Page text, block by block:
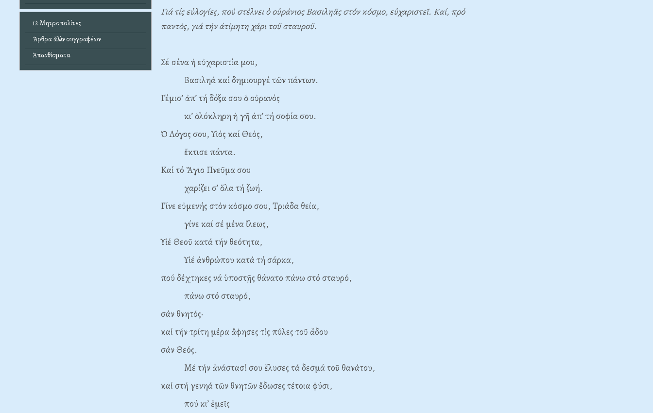
12 Μητροπολίτες
Ἄρθρα ἄλλων συγγραφέων
Ἀπανθίσματα
Γιά τίς εὐλογίες, πού στέλνει ὁ οὐράνιος Βασιληᾶς στόν κόσμο, εὐχαριστεῖ. Καί, πρό
παντός, γιά τήν ἀτίμητη χάρι τοῦ σταυροῦ.
Σέ σένα ἡ εὐχαριστία μου,
Βασιληά καί δημιουργέ τῶν πάντων.
Γέμισ’ ἀπ’ τή δόξα σου ὁ οὐρανός
κι’ ὁλόκληρη ἡ γῆ ἀπ’ τή σοφία σου.
Ὁ Λόγος σου, Υἱός καί Θεός,
ἔκτισε πάντα.
Καί τό Ἅγιο Πνεῦμα σου
χαρίζει σ’ ὅλα τή ζωή.
Γίνε εὐμενής στόν κόσμο σου, Τριάδα θεία,
γίνε καί σέ μένα ἵλεως,
Υἱέ Θεοῦ κατά τήν θεότητα,
Υἱέ ἀνθρώπου κατά τή σάρκα,
πού δέχτηκες νά ὑποστῇς θάνατο πάνω στό σταυρό,
πάνω στό σταυρό,
σάν θνητός·
καί τήν τρίτη μέρα ἄφησες τίς πύλες τοῦ ἄδου
σάν Θεός.
Μέ τήν ἀνάστασί σου ἔλυσες τά δεσμά τοῦ θανάτου,
καί στή γενηά τῶν θνητῶν ἔδωσες τέτοια φύσι,
πού κι’ ἐμεῖς